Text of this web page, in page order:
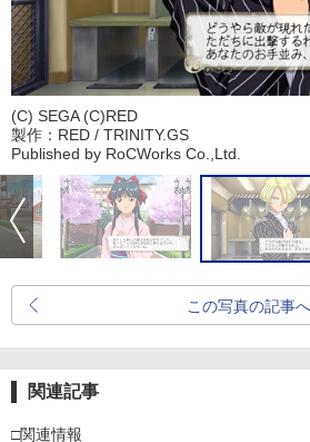
(C) SEGA (C)RED
製作：RED / TRINITY.GS
Published by RoCWorks Co.,Ltd.
この写真の記事へ
関連記事
□関連情報